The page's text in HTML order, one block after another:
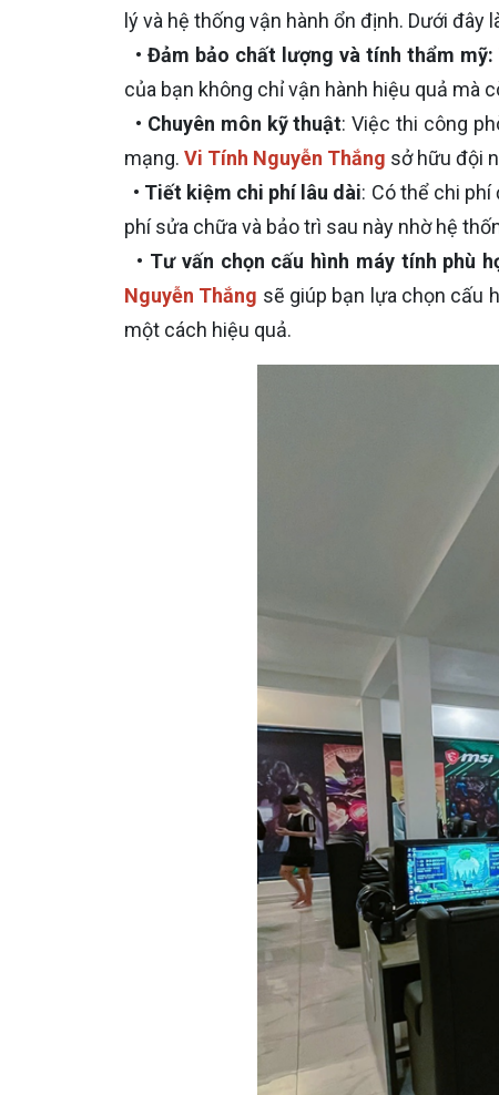
lý và hệ thống vận hành ổn định. Dưới
• Đảm bảo chất lượng và tính thẩm mỹ:
của bạn không chỉ vận hành hiệu quả mà
• Chuyên môn kỹ thuật: Việc thi công
mạng. Vi Tính Nguyễn Thắng sở hữu đội
• Tiết kiệm chi phí lâu dài: Có thể chi
phí sửa chữa và bảo trì sau này nhờ hệ
• Tư vấn chọn cấu hình máy tính phù
Nguyễn Thắng sẽ giúp bạn lựa chọn cấu
một cách hiệu quả.